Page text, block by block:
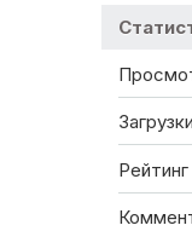
Загрузки
Рейтинг